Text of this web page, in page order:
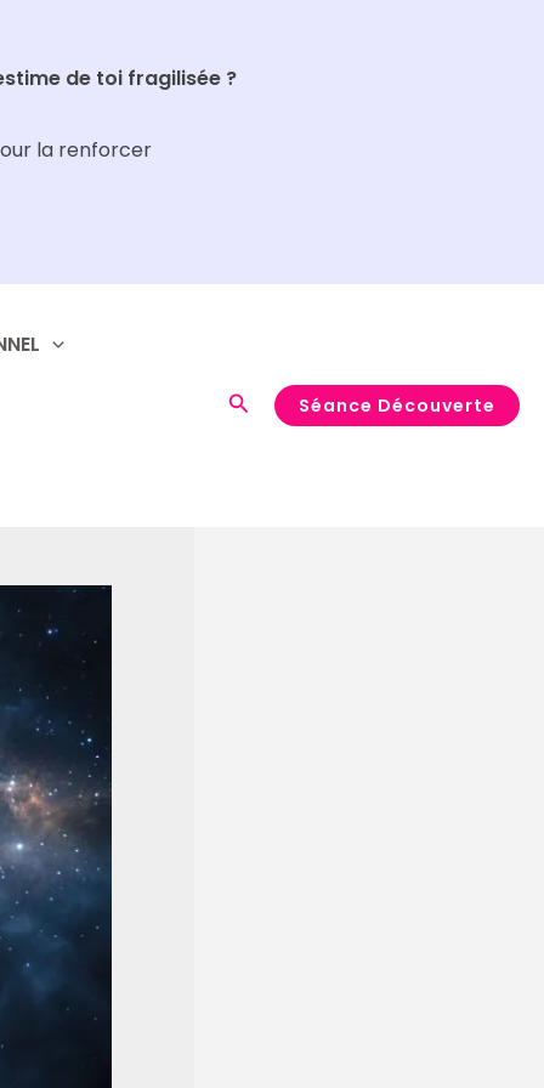
de toi fragilisée ?
la renforcer
RechercherSéance Découverte